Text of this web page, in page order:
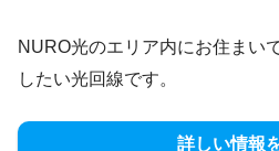
NURO光のエリア内にお住まい
したい光回線です。
詳しい情報